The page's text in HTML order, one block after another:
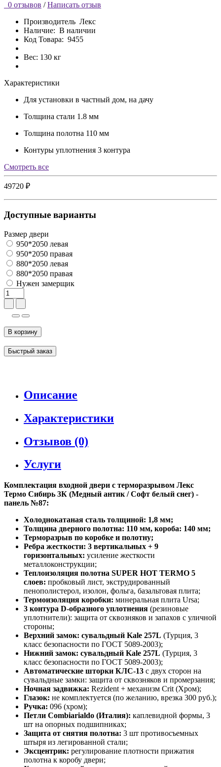
0 отзывов / Написать отзыв
Производитель Лекс
Наличие: В наличии
Код Товара: 9455
Вес: 130 кг
Характеристики
Для установки в частный дом, на дачу
Толщина стали 1.8 мм
Толщина полотна 110 мм
Контуры уплотнения 3 контура
Cмотреть все
49720 ₽
Доступные варианты
Размер двери
950*2050 левая
950*2050 правая
880*2050 левая
880*2050 правая
Нужен замерщик
В корзину
Быстрый заказ
Описание
Характеристики
Отзывов (0)
Услуги
Комплектация входной двери с терморазрывом Лекс
Термо Сибирь 3К (Медный антик / Софт белый снег) -
панель №87:
Холоднокатаная сталь толщиной: 1,8 мм;
Толщина дверного полотна: 110 мм, короба: 140 мм;
Терморазрыв по коробке и полотну;
Ребра жесткости: 3 вертикальных + 9
горизонтальных: усиление жесткости
металлоконструкции;
Теплоизоляция полотна SUPER НОТ ТЕRМО 5
слоев: пробковый лист, экструдированный
пенополистерол, изолон, фольга, базальтовая плита;
Термоизоляция коробки: минеральная плита Ursa;
3 контура D-образного уплотнения (резиновые
уплотнители): защита от сквозняков и запахов с уличной
стороны;
Верхний замок: сувальдный Kale 257L (Турция, 3
класс безопасности по ГОСТ 5089-2003);
Нижний замок: сувальдный Kale 257L (Турция, 3
класс безопасности по ГОСТ 5089-2003);
Автоматические шторки КЛС-13 с двух сторон на
сувальдные замки: защита от сквозняков и промерзания;
Ночная задвижка: Rezident + механизм Crit (Хром);
Глазок: не комплектуется (по желанию, врезка 300 руб.);
Ручка: 096 (хром);
Петли Combiarialdo (Италия): каплевидной формы, 3
шт на опорных подшипниках;
Защита от снятия полотна: 3 шт противосъемных
штыря из легированной стали;
Эксцентрик: регулирование плотности прижатия
полотна к коробу двери;